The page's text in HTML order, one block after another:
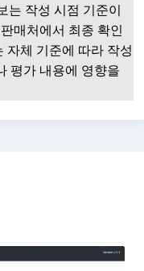
는 작성 시점 기준이
매처에서 최종 확인
자체 기준에 따라 작성
평가 내용에 영향을